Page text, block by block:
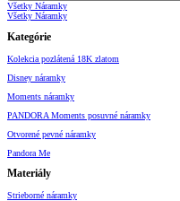
Všetky Náramky
Všetky Náramky
Kategórie
Kolekcia pozlátená 18K zlatom
Disney náramky
Moments náramky
PANDORA Moments posuvné náramky
Otvorené pevné náramky
Pandora Me
Materiály
Strieborné náramky